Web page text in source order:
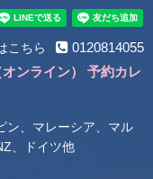
こちら
0120814055
ンライン） 予約カレ
ン、マレーシア、マル
、ドイツ他